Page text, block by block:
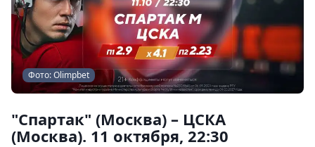
Фото: Olimpbet
"Спартак" (Москва) – ЦСКА
(Москва). 11 октября, 22:30